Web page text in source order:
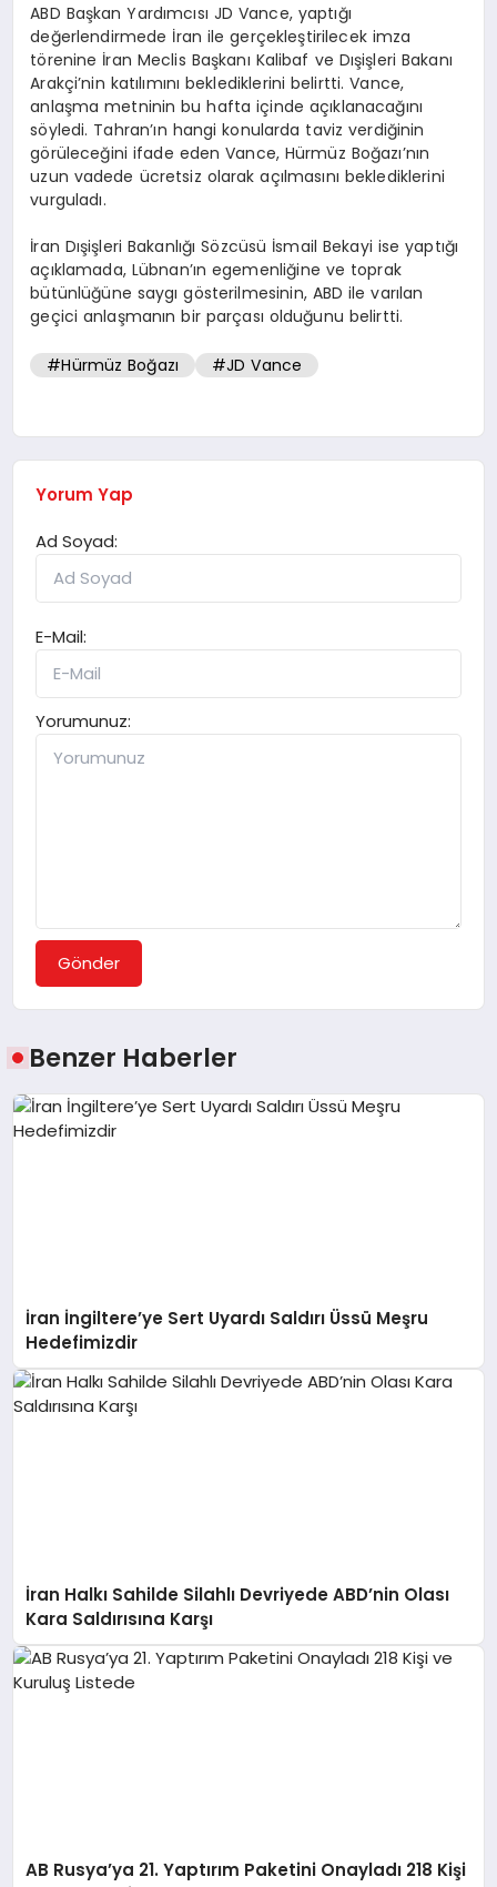
ABD Başkan Yardımcısı JD Vance, yaptığı
değerlendirmede İran ile gerçekleştirilecek imza
törenine İran Meclis Başkanı Kalibaf ve Dışişleri Bakanı
Arakçi’nin katılımını beklediklerini belirtti. Vance,
anlaşma metninin bu hafta içinde açıklanacağını
söyledi. Tahran’ın hangi konularda taviz verdiğinin
görüleceğini ifade eden Vance, Hürmüz Boğazı’nın
uzun vadede ücretsiz olarak açılmasını beklediklerini
vurguladı.
İran Dışişleri Bakanlığı Sözcüsü İsmail Bekayi ise yaptığı
açıklamada, Lübnan’ın egemenliğine ve toprak
bütünlüğüne saygı gösterilmesinin, ABD ile varılan
geçici anlaşmanın bir parçası olduğunu belirtti.
#Hürmüz Boğazı #JD Vance
Yorum Yap
Ad Soyad:
E-Mail:
Yorumunuz:
Gönder
Benzer Haberler
İran İngiltere’ye Sert Uyardı Saldırı Üssü Meşru
Hedefimizdir
İran Halkı Sahilde Silahlı Devriyede ABD’nin Olası
Kara Saldırısına Karşı
AB Rusya’ya 21. Yaptırım Paketini Onayladı 218 Kişi